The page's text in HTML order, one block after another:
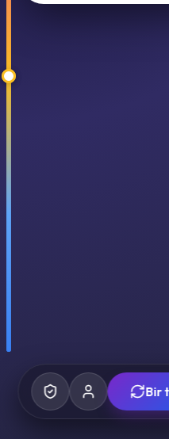
Bir